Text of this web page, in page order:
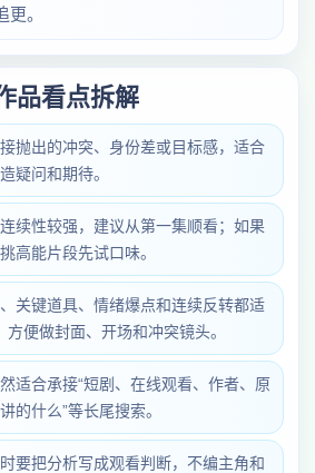
。
品看点拆解
抛出的冲突、身份差或目标感，适合
疑问和期待。
续性较强，建议从第一集顺看；如果
高能片段先试口味。
关键道具、情绪爆点和连续反转都适
便做封面、开场和冲突镜头。
适合承接“短剧、在线观看、作者、原
的什么”等长尾搜索。
要把分析写成观看判断，不编主角和